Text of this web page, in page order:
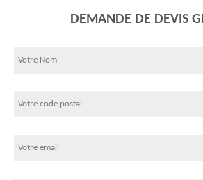
DEMANDE DE DEVIS